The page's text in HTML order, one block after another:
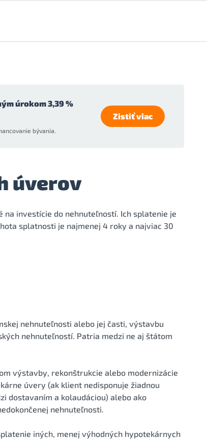
úrokom 3,39 %
bývania.
Zistiť viac
úverov
investície do nehnuteľností. Ich splatenie je
splatnosti je najmenej 4 roky a najviac 30
nehnuteľnosti alebo jej časti, výstavbu
nehnuteľností. Patria medzi ne aj štátom
výstavby, rekonštrukcie alebo modernizácie
úvery (ak klient nedisponuje žiadnou
dostavaním a kolaudáciou) alebo ako
nehnuteľnosti.
iných, menej výhodných hypotekárnych